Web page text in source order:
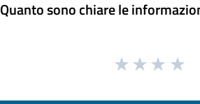
Quanto sono chiare le